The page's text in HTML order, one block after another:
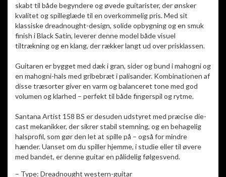
skabt til både begyndere og øvede guitarister, der ønsker
kvalitet og spilleglæde til en overkommelig pris. Med sit
klassiske dreadnought-design, solide opbygning og en smuk
finish i Black Satin, leverer denne model både visuel
tiltrækning og en klang, der rækker langt ud over prisklassen.
Guitaren er bygget med dæk i gran, sider og bund i mahogni og
en mahogni-hals med gribebræt i palisander. Kombinationen af
disse træsorter giver en varm og balanceret tone med god
volumen og klarhed – perfekt til både fingerspil og rytme.
Santana Artist 158 BS er desuden udstyret med præcise die-
cast mekanikker, der sikrer stabil stemning, og en behagelig
halsprofil, som gør den let at spille på – også for mindre
hænder. Uanset om du spiller hjemme, i studie eller til øvere
med bandet, er denne guitar en pålidelig følgesvend.
– Type: Dreadnought western-guitar